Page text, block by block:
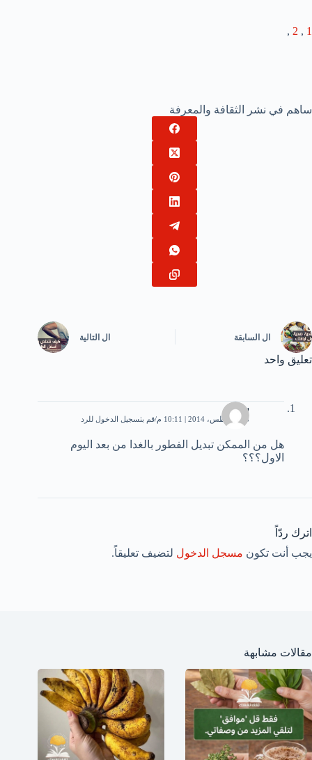
1
,
2
,
ساهم في نشر الثقافة والمعرفة
ال السابقة ال التالية
تعليق واحد
سهير
28 أغسطس، 2014 | 10:11 م قم بتسجيل الدخول للرد
هل من الممكن تبديل الفطور بالغدا من بعد اليوم
الاول؟؟؟
اترك ردّاً
يجب أنت تكون مسجل الدخول لتضيف تعليقاً.
مقالات مشابهة